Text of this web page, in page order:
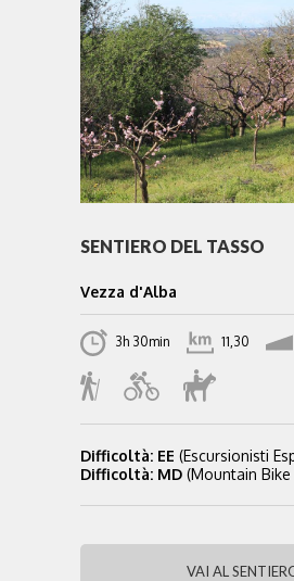
SENTIERO DEL TASSO
Vezza d'Alba
3h 30min 11,30
Difficoltà: EE (Escursionisti
Difficoltà: MD (Mountain
VAI AL